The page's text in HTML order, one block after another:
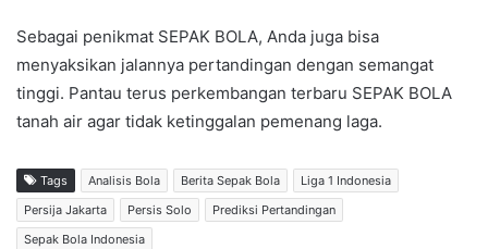
Sebagai penikmat SEPAK BOLA, Anda juga bisa
menyaksikan jalannya pertandingan dengan semangat
tinggi. Pantau terus perkembangan terbaru SEPAK BOLA
tanah air agar tidak ketinggalan pemenang laga.
Tags Analisis Bola Berita Sepak Bola
Liga 1 Indonesia
Persija Jakarta
Persis Solo
Prediksi Pertandingan
Sepak Bola Indonesia